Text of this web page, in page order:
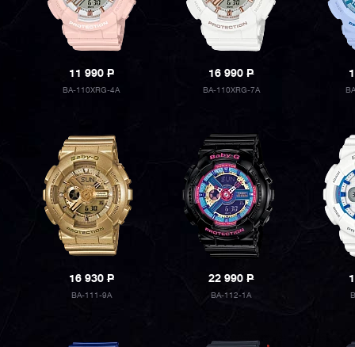
11 990P
BA-110XRG-4A
16 990P
BA-110XRG-7A
16 930P
BA-111-9A
22 990P
BA-112-1A